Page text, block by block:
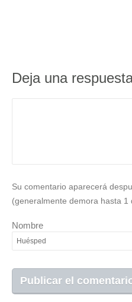
Deja una
Su comentario aparecerá
(generalmente demora hasta 1
Nombre